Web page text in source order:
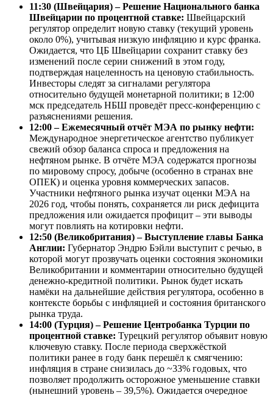
11:30 (Швейцария) – Решение Национального банка
Швейцарии по процентной ставке: Швейцарский
регулятор определит новую ставку (текущий уровень
около 0%), учитывая низкую инфляцию и курс франка.
Ожидается, что ЦБ Швейцарии сохранит ставку без
изменений после серии снижений в этом году,
подтверждая нацеленность на ценовую стабильность.
Инвесторы следят за сигналами регулятора
относительно будущей монетарной политики; в 12:00
мск председатель НБШ проведёт пресс-конференцию с
разъяснениями решения.
12:00 – Ежемесячный отчёт МЭА по рынку нефти:
Международное энергетическое агентство публикует
свежий обзор баланса спроса и предложения на
нефтяном рынке. В отчёте МЭА содержатся прогнозы
по мировому спросу, добыче (особенно в странах вне
ОПЕК) и оценка уровня коммерческих запасов.
Участники нефтяного рынка изучат оценки МЭА на
2026 год, чтобы понять, сохраняется ли риск дефицита
предложения или ожидается профицит – эти выводы
могут повлиять на котировки нефти.
12:50 (Великобритания) – Выступление главы Банка
Англии: Губернатор Эндрю Бэйли выступит с речью, в
которой могут прозвучать оценки состояния экономики
Великобритании и комментарии относительно будущей
денежно-кредитной политики. Рынок будет искать
намёки на дальнейшие действия регулятора, особенно в
контексте борьбы с инфляцией и состояния британского
рынка труда.
14:00 (Турция) – Решение Центробанка Турции по
процентной ставке: Турецкий регулятор объявит новую
ключевую ставку. После периода сверхжёсткой
политики ранее в году банк перешёл к смягчению:
инфляция в стране снизилась до ~33% годовых, что
позволяет продолжить осторожное уменьшение ставки
(нынешний уровень – 39,5%). Ожидается очередное